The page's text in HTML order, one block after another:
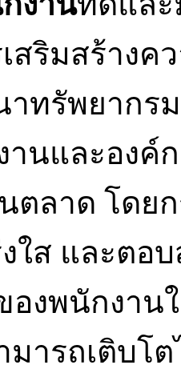
สริมสร้างค
ทรัพยากร
านและองค์
ตลาด โดย
ใส และตอ
องพนักงาน
มารถเติบโ